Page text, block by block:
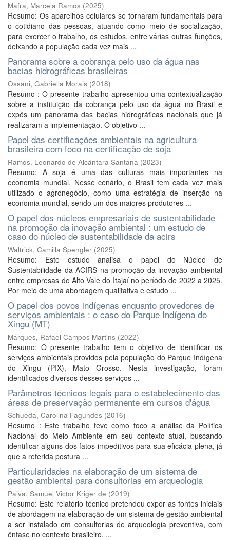
Mafra, Marcela Ramos (2025)
Resumo: Os aparelhos celulares se tornaram fundamentais para
o cotidiano das pessoas, atuando como meio de socialização,
para exercer o trabalho, os estudos, entre várias outras funções,
deixando a população cada vez mais ...
Panorama sobre a cobrança pelo uso da água nas
bacias hidrográficas brasileiras
Ossani, Gabriella Morais (2018)
Resumo : O presente trabalho apresentou uma contextualização
sobre a instituição da cobrança pelo uso da água no Brasil e
expôs um panorama das bacias hidrográficas nacionais que já
realizaram a implementação. O objetivo ...
Papel das certificações ambientais na agricultura
brasileira com foco na certificação de soja
Ramos, Leonardo de Alcântara Santana (2023)
Resumo: A soja é uma das culturas mais importantes na
economia mundial. Nesse cenário, o Brasil tem cada vez mais
utilizado o agronegócio, como uma estratégia de inserção na
economia mundial, sendo um dos maiores produtores ...
O papel dos núcleos empresariais de sustentabilidade
na promoção da inovação ambiental : um estudo de
caso do núcleo de sustentabilidade da acirs
Waltrick, Camilla Spengler (2025)
Resumo: Este estudo analisa o papel do Núcleo de
Sustentabilidade da ACIRS na promoção da inovação ambiental
entre empresas do Alto Vale do Itajaí no período de 2022 a 2025.
Por meio de uma abordagem qualitativa e estudo ...
O papel dos povos indígenas enquanto provedores de
serviços ambientais : o caso do Parque Indígena do
Xingu (MT)
Marques, Rafael Campos Martins (2022)
Resumo: O presente trabalho tem o objetivo de identificar os
serviços ambientais providos pela população do Parque Indígena
do Xingu (PIX), Mato Grosso. Nesta investigação, foram
identificados diversos desses serviços ...
Parâmetros técnicos legais para o estabelecimento das
áreas de preservação permanente em cursos d'água
Schueda, Carolina Fagundes (2016)
Resumo : Este trabalho teve como foco a análise da Política
Nacional do Meio Ambiente em seu contexto atual, buscando
identificar alguns dos fatos impeditivos para sua eficácia plena, já
que a referida postura ...
Particularidades na elaboração de um sistema de
gestão ambiental para consultorias em arqueologia
Paiva, Samuel Victor Kriger de (2019)
Resumo: Este relatório técnico pretendeu expor as fontes iniciais
de abordagem na elaboração de um sistema de gestão ambiental
a ser instalado em consultorias de arqueologia preventiva, com
ênfase no contexto brasileiro. ...